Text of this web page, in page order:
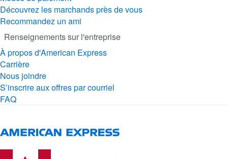
Découvrez les marchands près de vous
Recommandez un ami
Renseignements sur l'entreprise
À propos d'American Express
Carrière
Nous joindre
S’inscrire aux offres par courriel
FAQ